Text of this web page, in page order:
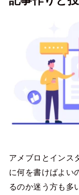
アメブロとインス
に何を書けばよい
るのか迷う方も多